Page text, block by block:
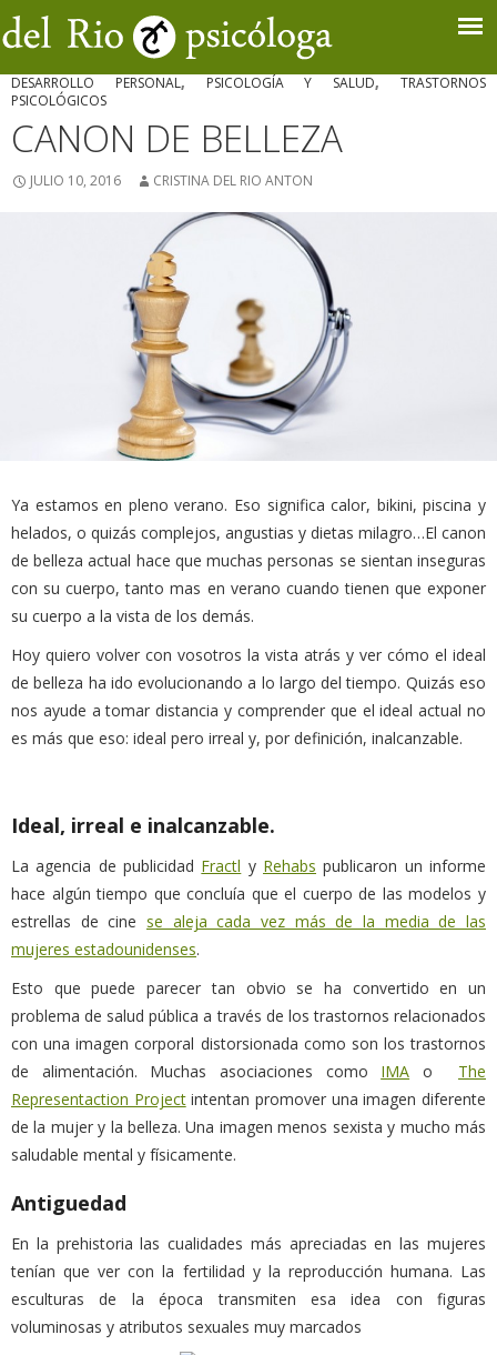
DESARROLLO PERSONAL, PSICOLOGÍA Y SALUD,TRASTORNOS
PSICOLÓGICOS
CANON DE BELLEZA
JULIO 10, 2016 CRISTINA DEL RIO ANTON
Ya estamos en pleno verano. Eso significa calor, bikini, piscina y
helados, o quizás complejos, angustias y dietas milagro…El canon
de belleza actual hace que muchas personas se sientan inseguras
con su cuerpo, tanto mas en verano cuando tienen que exponer
su cuerpo a la vista de los demás.
Hoy quiero volver con vosotros la vista atrás y ver cómo el ideal
de belleza ha ido evolucionando a lo largo del tiempo. Quizás eso
nos ayude a tomar distancia y comprender que el ideal actual no
es más que eso: ideal pero irreal y, por definición, inalcanzable.
Ideal, irreal e inalcanzable.
La agencia de publicidad Fractl y Rehabs publicaron un informe
hace algún tiempo que concluía que el cuerpo de las modelos y
estrellas de cine se aleja cada vez más de la media de las
mujeres estadounidenses.
Esto que puede parecer tan obvio se ha convertido en un
problema de salud pública a través de los trastornos relacionados
con una imagen corporal distorsionada como son los trastornos
de alimentación. Muchas asociaciones como IMA o The
Representaction Projectintentan promover una imagen diferente
de la mujer y la belleza. Una imagen menos sexista y mucho más
saludable mental y físicamente.
Antiguedad
En la prehistoria las cualidades más apreciadas en las mujeres
tenían que ver con la fertilidad y la reproducción humana. Las
esculturas de la época transmiten esa idea con figuras
voluminosas y atributos sexuales muy marcados